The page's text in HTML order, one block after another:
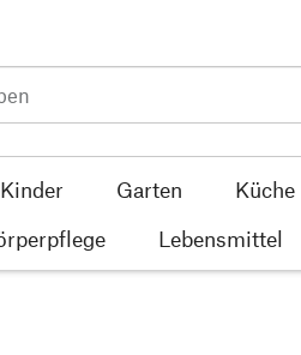
Kinder Garten Küche
Lebensmittel